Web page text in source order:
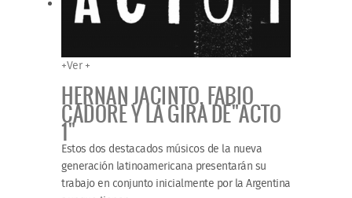
+Ver +
HERNAN JACINTO, FABIO
CADORE Y LA GIRA DE"ACTO
1"
Estos dos destacados músicos de la nueva
generación latinoamericana presentarán su
trabajo en conjunto inicialmente por la Argentina